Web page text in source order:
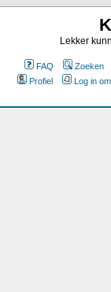
Lekker
FAQ
Zoeken
Profiel
Log in